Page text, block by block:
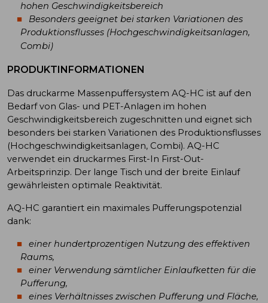
hohen Geschwindigkeitsbereich
Besonders geeignet bei starken Variationen des
Produktionsflusses (Hochgeschwindigkeitsanlagen,
Combi)
PRODUKTINFORMATIONEN
Das druckarme Massenpuffersystem AQ-HC ist auf den
Bedarf von Glas- und PET-Anlagen im hohen
Geschwindigkeitsbereich zugeschnitten und eignet sich
besonders bei starken Variationen des Produktionsflusses
(Hochgeschwindigkeitsanlagen, Combi). AQ-HC
verwendet ein druckarmes First-In First-Out-
Arbeitsprinzip. Der lange Tisch und der breite Einlauf
gewährleisten optimale Reaktivität.
AQ-HC garantiert ein maximales Pufferungspotenzial
dank:
einer hundertprozentigen Nutzung des effektiven
Raums,
einer Verwendung sämtlicher Einlaufketten für die
Pufferung,
eines Verhältnisses zwischen Pufferung und Fläche,